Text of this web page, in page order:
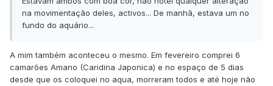
na movimentação deles, activos... De manhã, estava um no
fundo do aquário...
A mim também aconteceu o mesmo. Em fevereiro comprei 6
camarões Amano (Caridina Japonica) e no espaço de 5 dias
desde que os coloquei no aqua, morreram todos e até hoje não